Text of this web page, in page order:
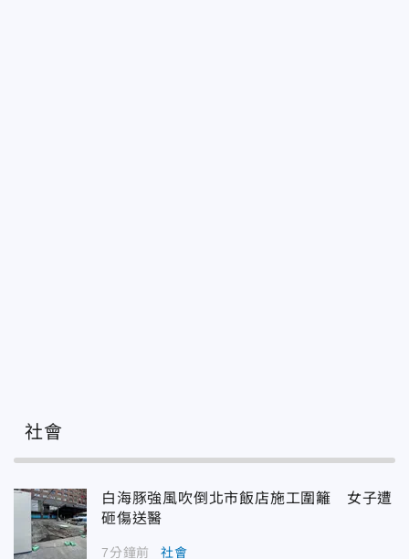
社會
白海豚強風吹倒北市飯店施工圍籬 女子遭
砸傷送醫
7分鐘前 社會